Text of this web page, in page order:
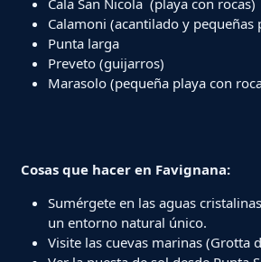
Cala San Nicola (playa con rocas)
Calamoni (acantilado y pequeñas
Punta larga
Preveto (guijarros)
Marasolo (pequeña playa con
Cosas que hacer en Favignana:
Sumérgete en las aguas
un entorno natural único.
Visite las cuevas marinas (Grotta